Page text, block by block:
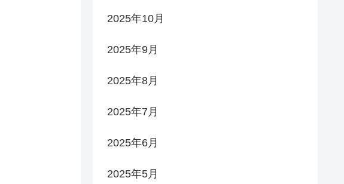
2025年10月
2025年9月
2025年8月
2025年7月
2025年6月
2025年5月